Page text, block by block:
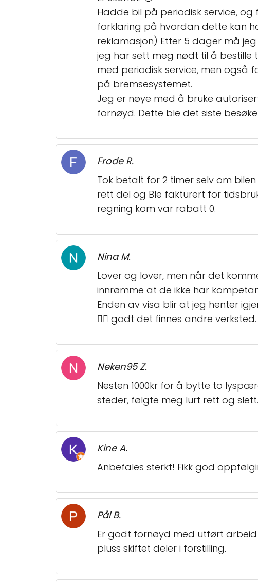
Hadde bil på periodisk service,
forklaring på hvordan dette kan
reklamasjon) Etter 5 dager må
jeg har sett meg nødt til å
med periodisk service, men
på bremsesystemet.
Jeg er nøye med å bruke
fornøyd. Dette ble det siste
Frode R.
Tok betalt for 2 timer selv om
rett del og Ble fakturert for
regning kom var rabatt 0.
Nina M.
Lover og lover, men når det
innrømme at de ikke har
Enden av visa blir at jeg henter
👏🏻 godt det finnes andre
Neken95 Z.
Nesten 1000kr for å bytte to
steder, følgte meg lurt rett og
Kine A.
Anbefales sterkt! Fikk god
Pål B.
Er godt fornøyd med utført arbeid
pluss skiftet deler i forstilling.